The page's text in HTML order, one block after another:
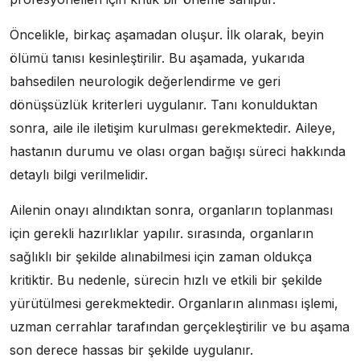
Öncelikle, birkaç aşamadan oluşur. İlk olarak, beyin
ölümü tanısı kesinleştirilir. Bu aşamada, yukarıda
bahsedilen neurologik değerlendirme ve geri
dönüşsüzlük kriterleri uygulanır. Tanı konulduktan
sonra, aile ile iletişim kurulması gerekmektedir. Aileye,
hastanın durumu ve olası organ bağışı süreci hakkında
detaylı bilgi verilmelidir.
Ailenin onayı alındıktan sonra, organların toplanması
için gerekli hazırlıklar yapılır. sırasında, organların
sağlıklı bir şekilde alınabilmesi için zaman oldukça
kritiktir. Bu nedenle, sürecin hızlı ve etkili bir şekilde
yürütülmesi gerekmektedir. Organların alınması işlemi,
uzman cerrahlar tarafından gerçekleştirilir ve bu aşama
son derece hassas bir şekilde uygulanır.